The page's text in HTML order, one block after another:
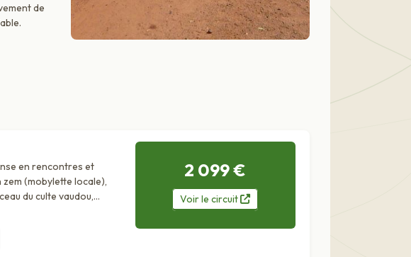
de
en rencontres et
(mobylette locale),
du culte vaudou,
2 099 €
Voirle circuit